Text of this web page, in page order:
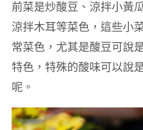
前菜是炒酸豆、涼拌小黃
涼拌木耳等菜色，這些小
常菜色，尤其是酸豆可說
特色，特殊的酸味可以說
呢。